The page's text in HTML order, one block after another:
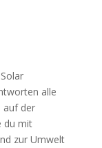
alle
auf der
du mit
zur Umwelt